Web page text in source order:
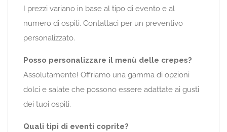
I prezzi variano in base al tipo di evento e al
numero di ospiti. Contattaci per un preventivo
personalizzato.
Posso personalizzare il menù delle crepes?
Assolutamente! Offriamo una gamma di opzioni
dolci e salate che possono essere adattate ai gusti
dei tuoi ospiti.
Quali tipi di eventi coprite?